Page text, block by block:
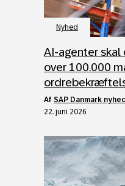
Nyhed
AI‑agenter
over 100.000
af SAP Danmark
22. juni 2026